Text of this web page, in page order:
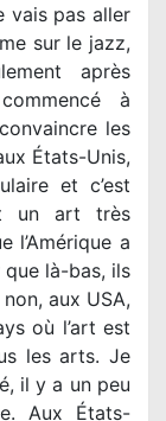
vais pas aller
sur le jazz,
après
à
les
États-Unis,
et c’est
un art très
l’Amérique a
là-bas, ils
aux USA,
où l’art est
les arts. Je
il y a un peu
Aux États-